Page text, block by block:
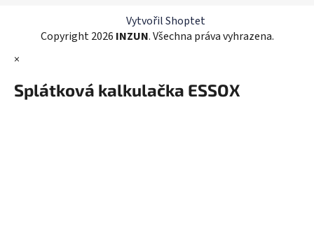
r
v
v
ý
Vytvořil Shoptet
Copyright 2026 INZUN. Všechna práva vyhrazena.
×
Splátková kalkulačka ESSOX